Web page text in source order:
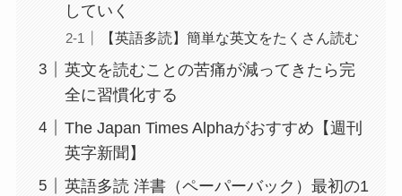
していく
【英語多読】簡単な英文をたくさん読む
英文を読むことの苦痛が減ってきたら完
全に習慣化する
The Japan Times Alphaがおすすめ【週刊
英字新聞】
英語多読 洋書（ペーパーバック）最初の1